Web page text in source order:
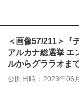
＜画像57/211＞『
アルカナ総選挙 エ
ルからグララオま
公開日時
2023年06